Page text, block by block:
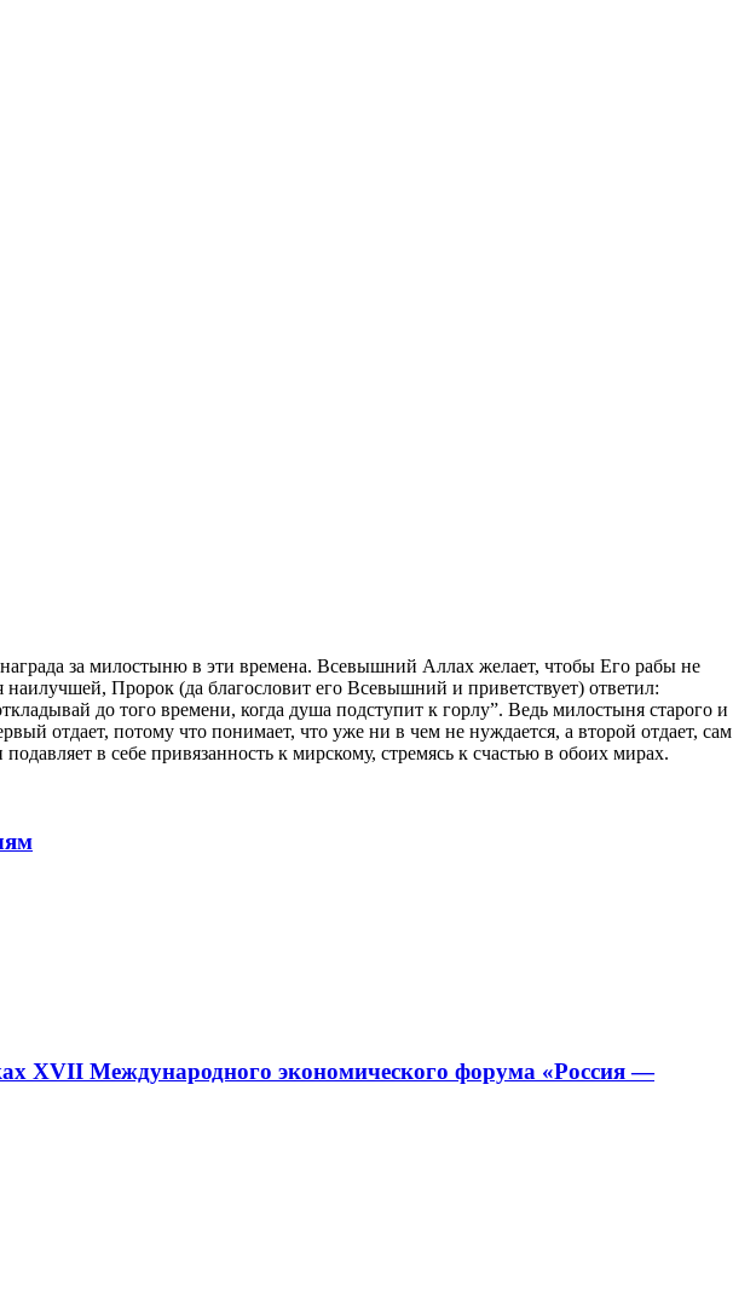
за милостыню в эти времена. Всевышний Аллах желает, чтобы Его рабы не
Пророк (да благословит его Всевышний и приветствует) ответил:
до того времени, когда душа подступит к горлу”. Ведь милостыня старого и
отдает, потому что понимает, что уже ни в чем не нуждается, а второй отдает, сам
в себе привязанность к мирскому, стремясь к счастью в обоих мирах.
XVII Международного экономического форума «Россия —